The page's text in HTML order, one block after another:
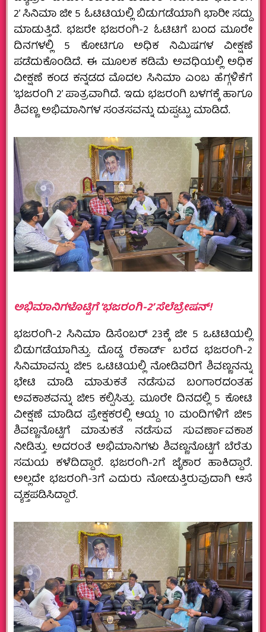
2’ ಸಿನಿಮಾ ಜೀ 5 ಓಟಿಟಿಯಲ್ಲಿ ಬಿಡುಗಡೆಯಾಗಿ ಭಾರೀ ಸದ್ದು
ಮಾಡುತ್ತಿದೆ. ಭಜರೇ ಭಜರಂಗಿ-2 ಓಟಿಟಿಗೆ ಬಂದ ಮೂರೇ
ದಿನಗಳಲ್ಲಿ 5 ಕೋಟಿಗೂ ಅಧಿಕ ನಿಮಿಷಗಳ ವೀಕ್ಷಣೆ
ಪಡೆದುಕೊಂಡಿದೆ. ಈ ಮೂಲಕ ಕಡಿಮೆ ಅವಧಿಯಲ್ಲಿ ಅಧಿಕ
ವೀಕ್ಷಣೆ ಕಂಡ ಕನ್ನಡದ ಮೊದಲ ಸಿನಿಮಾ ಎಂಬ ಹೆಗ್ಗಳಿಕೆಗೆ
‘ಭಜರಂಗಿ 2’ ಪಾತ್ರವಾಗಿದೆ. ಇದು ಭಜರಂಗಿ ಬಳಗಕ್ಕೆ ಹಾಗೂ
ಶಿವಣ್ಣ ಅಭಿಮಾನಿಗಳ ಸಂತಸವನ್ನು ದುಪ್ಪಟ್ಟು ಮಾಡಿದೆ.
ಅಭಿಮಾನಿಗಳೊಟ್ಟಿಗೆ ‘ಭಜರಂಗಿ-2’ ಸೆಲೆಬ್ರೇಷನ್!
ಭಜರಂಗಿ-2 ಸಿನಿಮಾ ಡಿಸೆಂಬರ್ 23ಕ್ಕೆ ಜೀ 5 ಒಟಿಟಿಯಲ್ಲಿ
ಬಿಡುಗಡೆಯಾಗಿತ್ತು. ದೊಡ್ಡ ರೆಕಾರ್ಡ್ ಬರೆದ ಭಜರಂಗಿ-2
ಸಿನಿಮಾವನ್ನು ಜೀ5 ಒಟಿಟಿಯಲ್ಲಿ ನೋಡಿವರಿಗೆ ಶಿವಣ್ಣನನ್ನು
ಭೇಟಿ ಮಾಡಿ ಮಾತುಕತೆ ನಡೆಸುವ ಬಂಗಾರದಂತಹ
ಅವಕಾಶವನ್ನು ಜೀ5 ಕಲ್ಪಿಸಿತ್ತು. ಮೂರೇ ದಿನದಲ್ಲಿ 5 ಕೋಟಿ
ವೀಕ್ಷಣೆ ಮಾಡಿದ ಪ್ರೇಕ್ಷಕರಲ್ಲಿ ಆಯ್ದ 10 ಮಂದಿಗಳಿಗೆ ಜೀ5
ಶಿವಣ್ಣನೊಟ್ಟಿಗೆ ಮಾತುಕತೆ ನಡೆಸುವ ಸುವರ್ಣಾವಕಾಶ
ನೀಡಿತ್ತು. ಅದರಂತೆ ಅಭಿಮಾನಿಗಳು ಶಿವಣ್ಣನೊಟ್ಟಿಗೆ ಬೆರೆತು
ಸಮಯ ಕಳೆದಿದ್ದಾರೆ. ಭಜರಂಗಿ-2ಗೆ ಜೈಕಾರ ಹಾಕಿದ್ದಾರೆ.
ಅಲ್ಲದೇ ಭಜರಂಗಿ-3ಗೆ ಎದುರು ನೋಡುತ್ತಿರುವುದಾಗಿ ಆಸೆ
ವ್ಯಕ್ತಪಡಿಸಿದ್ದಾರೆ.